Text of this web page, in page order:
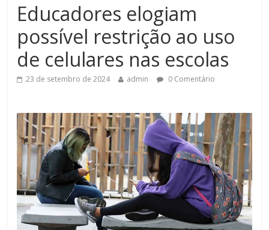
Educadores elogiam
possível restrição ao uso
de celulares nas escolas
23 de setembro de 2024 admin 0 Comentário